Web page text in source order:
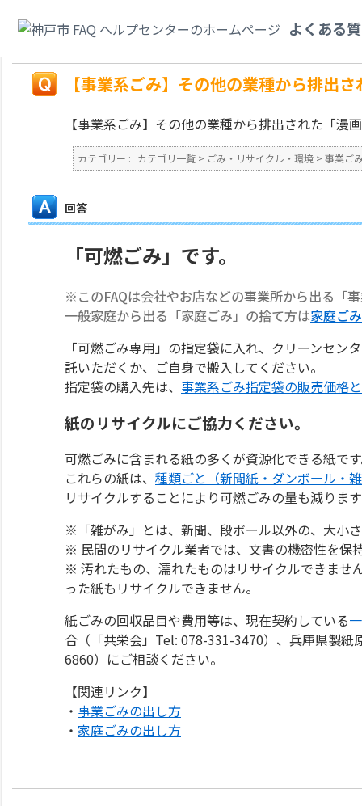
よくある
か？
【事業系ごみ】その他の業種から排出
【事業系ごみ】その他の業種から排出された「漫
カテゴリー : カテゴリ一覧 > ごみ・リサイクル・環境 > 事業ご
回答
「可燃ごみ」です。
※このFAQは会社やお店などの事業所から出る「
一般家庭から出る「家庭ごみ」の捨て方は家庭ご
「可燃ごみ専用」の指定袋に入れ、クリーンセン
託いただくか、ご自身で搬入してください。
指定袋の購入先は、 事業系ごみ指定袋の販売価格
紙のリサイクルにご協力ください。
可燃ごみに含まれる紙の多くが資源化できる紙で
これらの紙は、 種類ごと（新聞紙・ダンボール・
リサイクルすることにより可燃ごみの量も減りま
※「雑がみ」とは、新聞、段ボール以外の、大小
※ 民間のリサイクル業者では、文書の機密性を保
※ 汚れたもの、濡れたものはリサイクルできませ
った紙もリサイクルできません。
紙ごみの回収品目や費用等は、現在契約している
合（「共栄会」Tel: 078-331-3470）、兵庫県製
6860）にご相談ください。
【関連リンク】
・ 事業ごみの出し方
・ 家庭ごみの出し方